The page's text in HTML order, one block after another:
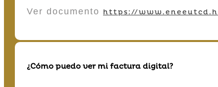
Ver documento https://
¿Cómo puedo ver mi factura digital?